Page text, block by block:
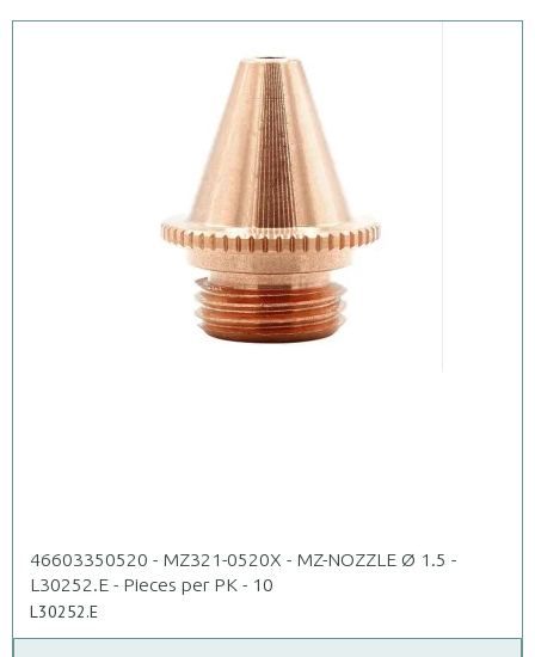
46603350520 - MZ321-0520X - MZ-NOZZLE Ø 1.5 -
L30252.E - Pieces per PK - 10
L30252.E